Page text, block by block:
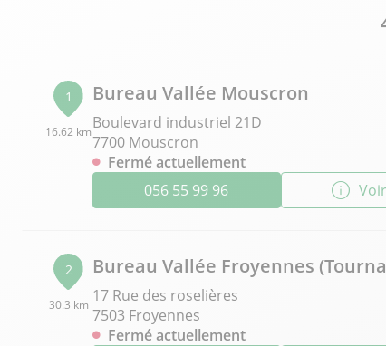
1
16.62 km
Bureau Vallée Mouscron
Boulevard industriel 21D
7700 Mouscron
Fermé actuellement
056 55 99 96
2
30.3 km
Bureau Vallée Froyennes
17 Rue des roselières
7503 Froyennes
Fermé actuellement